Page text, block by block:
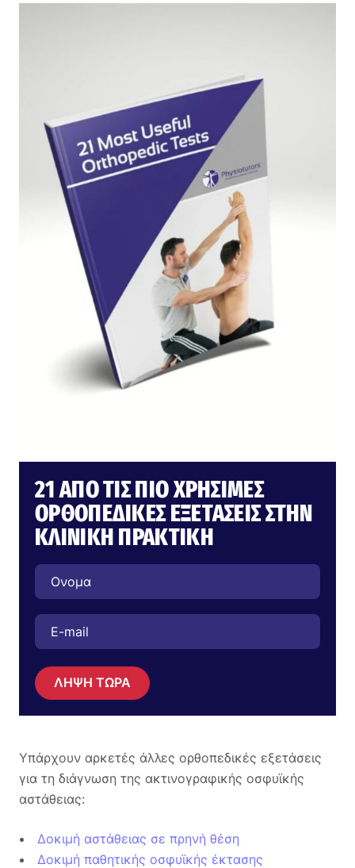
21 ΑΠΌ ΤΙΣ ΠΙΟ ΧΡΉΣΙΜΕΣ
ΟΡΘΟΠΕΔΙΚΈΣ ΕΞΕΤΆΣΕΙΣ ΣΤΗΝ
ΚΛΙΝΙΚΉ ΠΡΑΚΤΙΚΉ
ΛΗΨΗ ΤΩΡΑ
Υπάρχουν αρκετές άλλες ορθοπεδικές εξετάσεις
για τη διάγνωση της ακτινογραφικής οσφυϊκής
αστάθειας:
Δοκιμή αστάθειας σε πρηνή θέση
Δοκιμή παθητικής οσφυϊκής έκτασης